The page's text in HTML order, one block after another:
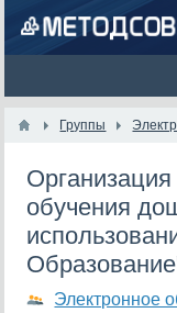
Группы
обучения
Электронное